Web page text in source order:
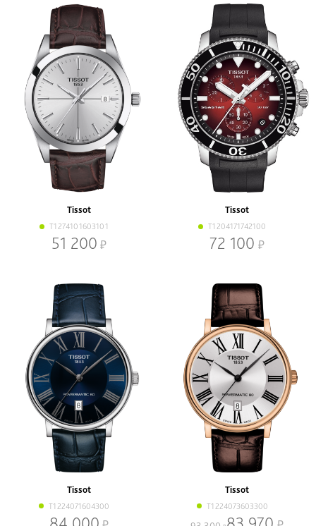
Tissot
T1274101603101
51 200
Tissot
T1204171742100
72 100
Tissot
T1224071604300
Tissot
T1224073603300